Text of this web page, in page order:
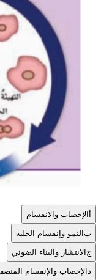
الإخصاب والانقسام
بالنمو وإنقسام الخلية
جالانتشار والبناء الضوئي
الإخصاب والإنقسام المنصف